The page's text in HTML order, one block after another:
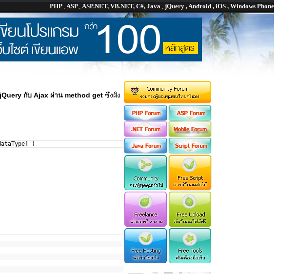
PHP, ASP, ASP.NET, VB.NET, C#, Java , jQuery , Android , iOS , Windows Phone
jQuery กับ Ajax ผ่าน method get ซึ่งฝั่ง
)